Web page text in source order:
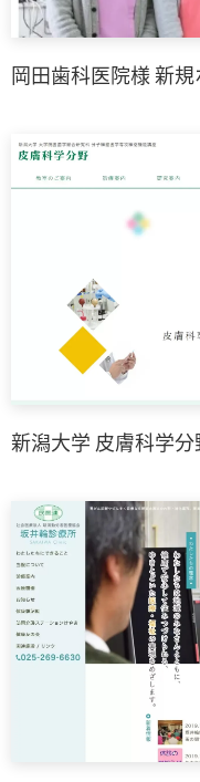
岡田歯科医院様 新
新潟大学 皮膚科学分